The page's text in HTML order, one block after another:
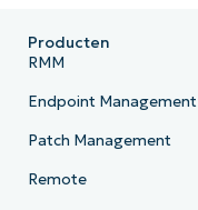
Producten
RMM
Endpoint Management
Patch Management
Remote